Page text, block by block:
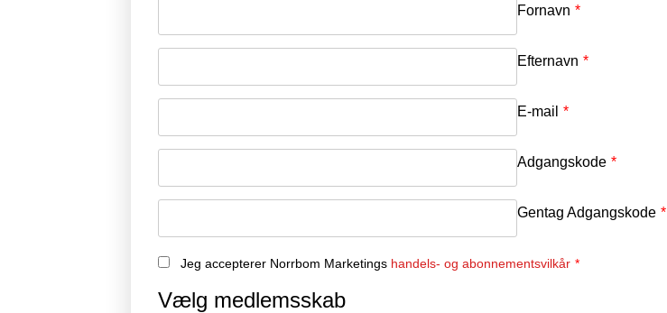
Fornavn *
Efternavn *
E-mail *
Adgangskode *
Gentag Adgangskode *
Jeg accepterer Norrbom Marketings handels- og abonnementsvilkår *
Vælg medlemsskab
E-mail
Adgangskode